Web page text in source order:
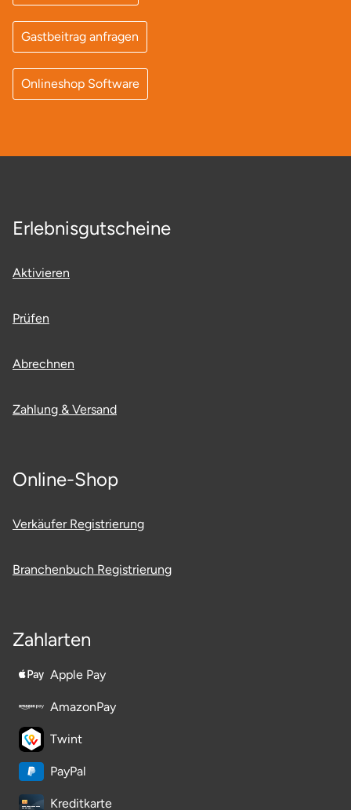
Gastbeitrag anfragen
Onlineshop Software
Erlebnisgutscheine
Aktivieren
Prüfen
Abrechnen
Zahlung & Versand
Online-Shop
Verkäufer Registrierung
Branchenbuch Registrierung
Zahlarten
Apple Pay
AmazonPay
Twint
PayPal
Kreditkarte
Neumünster
Nordwestmecklenburg
Ostprignitz-Ruppin
Pforzheim
Pinneberg
Potsdam-Mittelmark
Prignitz